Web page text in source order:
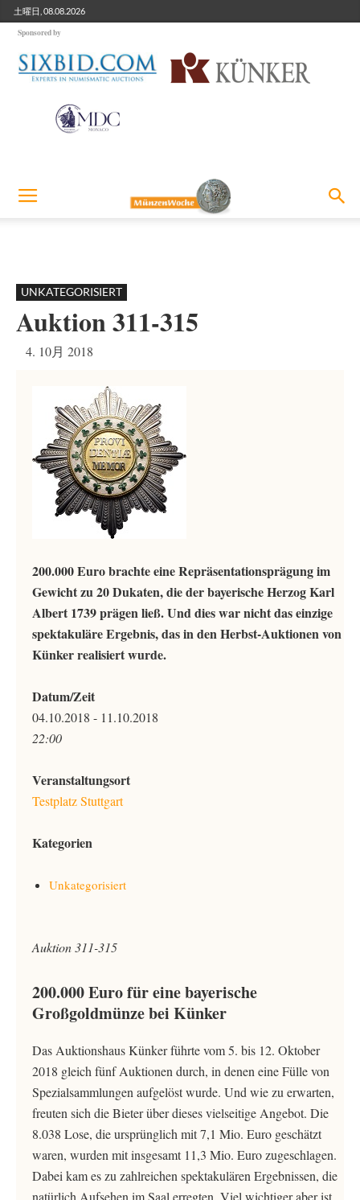
土曜日, 08.08.2026
Sponsored by
UNKATEGORISIERT
Auktion 311-315
4. 10月 2018
200.000 Euro brachte eine Repräsentationsprägung im
Gewicht zu 20 Dukaten, die der bayerische Herzog Karl
Albert 1739 prägen ließ. Und dies war nicht das einzige
spektakuläre Ergebnis, das in den Herbst-Auktionen von
Künker realisiert wurde.
Datum/Zeit
04.10.2018 - 11.10.2018
22:00
Veranstaltungsort
Testplatz Stuttgart
Kategorien
Unkategorisiert
Auktion 311-315
200.000 Euro für eine bayerische
Großgoldmünze bei Künker
Das Auktionshaus Künker führte vom 5. bis 12. Oktober
2018 gleich fünf Auktionen durch, in denen eine Fülle von
Spezialsammlungen aufgelöst wurde. Und wie zu erwarten,
freuten sich die Bieter über dieses vielseitige Angebot. Die
8.038 Lose, die ursprünglich mit 7,1 Mio. Euro geschätzt
waren, wurden mit insgesamt 11,3 Mio. Euro zugeschlagen.
Dabei kam es zu zahlreichen spektakulären Ergebnissen, die
natürlich Aufsehen im Saal erregten. Viel wichtiger aber ist,